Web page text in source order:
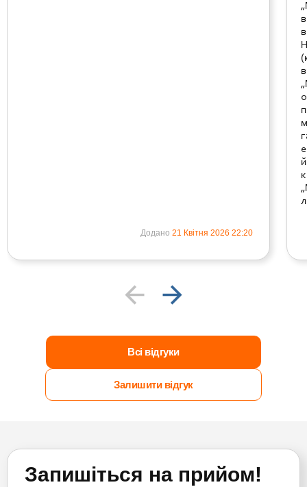
Додано 21 Квітня 2026 22:20
Всі відгуки
Залишити відгук
Запишіться на прийом!